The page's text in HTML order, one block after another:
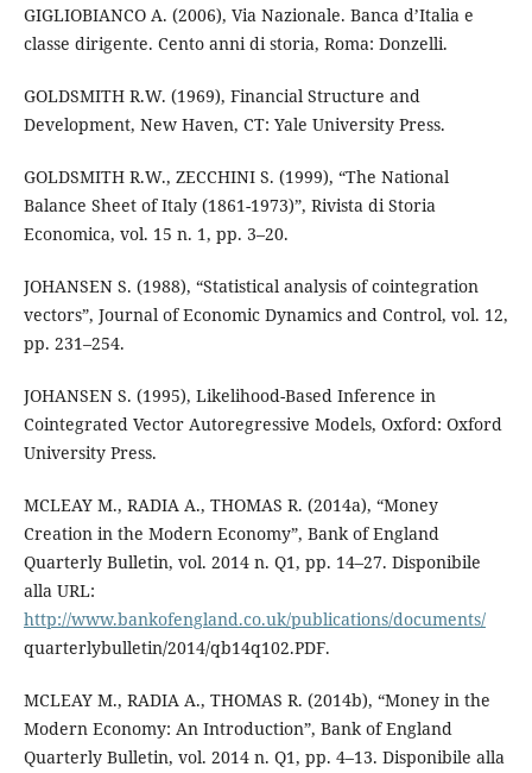
GIGLIOBIANCO A. (2006), Via Nazionale. Banca d’Italia e
classe dirigente. Cento anni di storia, Roma: Donzelli.
GOLDSMITH R.W. (1969), Financial Structure and
Development, New Haven, CT: Yale University Press.
GOLDSMITH R.W., ZECCHINI S. (1999), “The National
Balance Sheet of Italy (1861-1973)”, Rivista di Storia
Economica, vol. 15 n. 1, pp. 3–20.
JOHANSEN S. (1988), “Statistical analysis of cointegration
vectors”, Journal of Economic Dynamics and Control, vol. 12,
pp. 231–254.
JOHANSEN S. (1995), Likelihood-Based Inference in
Cointegrated Vector Autoregressive Models, Oxford: Oxford
University Press.
MCLEAY M., RADIA A., THOMAS R. (2014a), “Money
Creation in the Modern Economy”, Bank of England
Quarterly Bulletin, vol. 2014 n. Q1, pp. 14–27. Disponibile
alla URL:
http://www.bankofengland.co.uk/publications/documents/
quarterlybulletin/2014/qb14q102.PDF.
MCLEAY M., RADIA A., THOMAS R. (2014b), “Money in the
Modern Economy: An Introduction”, Bank of England
Quarterly Bulletin, vol. 2014 n. Q1, pp. 4–13. Disponibile alla